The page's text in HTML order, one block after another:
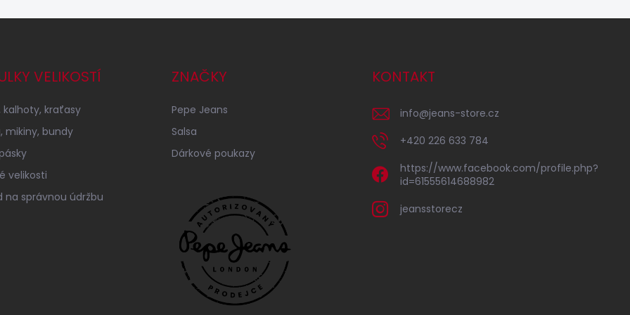
VELIKOSTÍ
kalhoty, kraťasy
mikiny, bundy
velikosti
na správnou údržbu
ZNAČKY
Pepe Jeans
Salsa
Dárkové poukazy
KONTAKT
info@jeans-store.cz
+420 226 633 784
https://www.facebook.com/profile.php?
id=61555614688982
jeansstorecz